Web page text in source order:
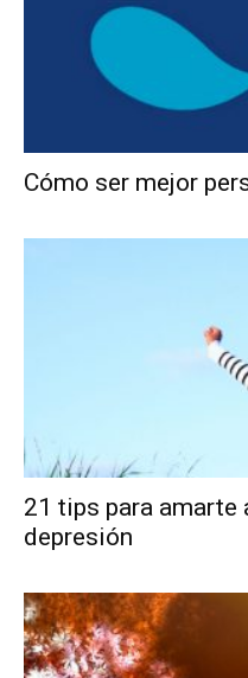
Cómo ser mejor
21 tips para
depresión